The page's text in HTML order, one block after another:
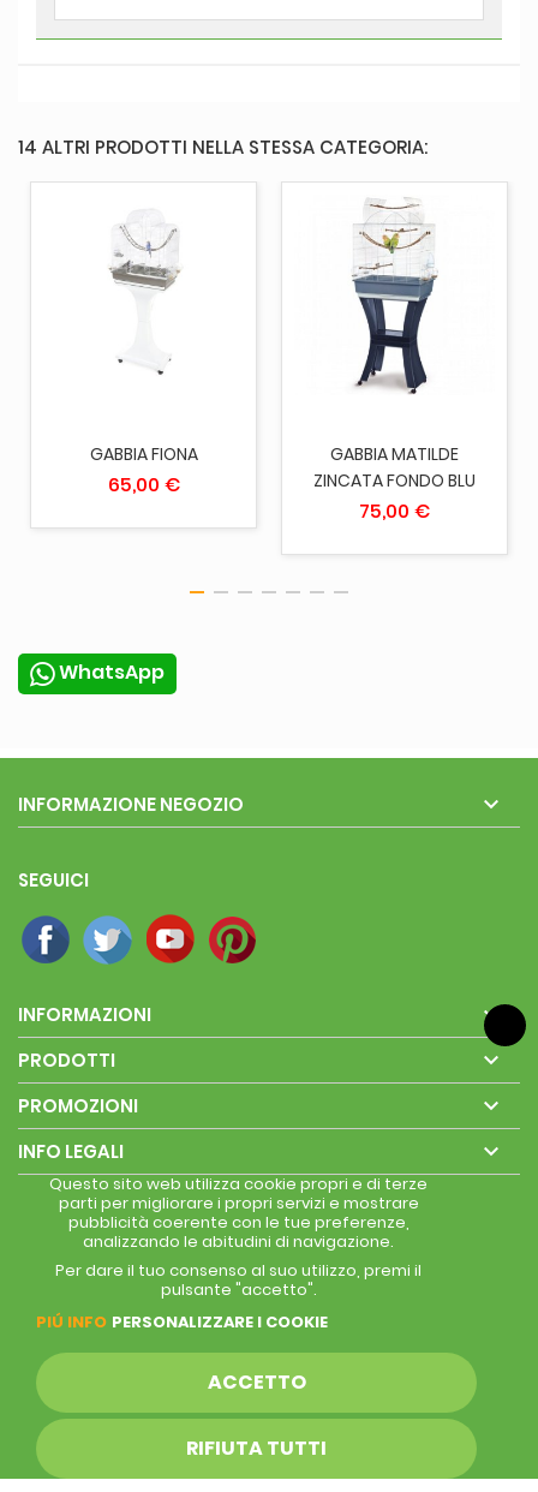
14 ALTRI PRODOTTI NELLA STESSA CATEGORIA:
GABBIA FIONA
65,00 €
GABBIA MATILDE
ZINCATA FONDO BLU
75,00 €
WhatsApp
INFORMAZIONE NEGOZIO 
SEGUICI
INFORMAZIONI 
PRODOTTI 
PROMOZIONI 
INFO LEGALI 
Questo sito web utilizza cookie propri e di terze
parti per migliorare i propri servizi e mostrare
pubblicità coerente con le tue preferenze,
analizzando le abitudini di navigazione.
Per dare il tuo consenso al suo utilizzo, premi il
pulsante "accetto".
PIÚ INFO PERSONALIZZARE I COOKIE
RIFIUTA TUTTI
ACCETTO